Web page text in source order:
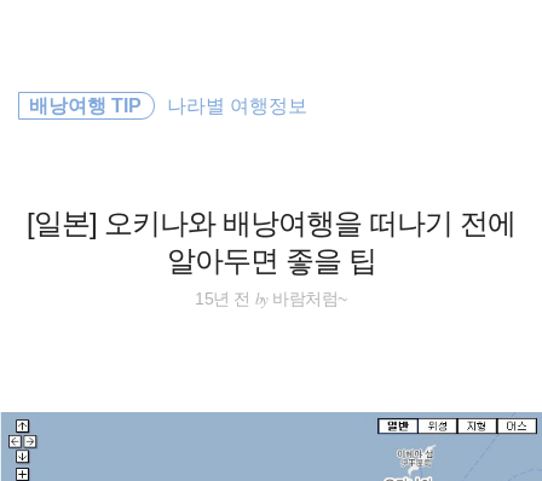
로
[일본] 오키나와 배낭여행을 떠나기 전에
알아두면 좋을 팁
배낭여행 TIP 나라별 여행정보
15년 전 by바람처럼~
travel
동남아 배낭여행